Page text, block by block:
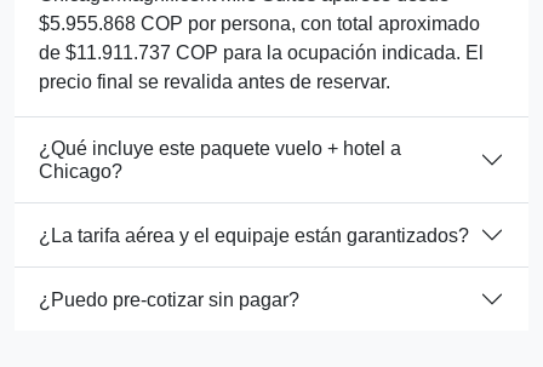
$5.955.868 COP por persona, con total aproximado
de $11.911.737 COP para la ocupación indicada. El
precio final se revalida antes de reservar.
¿Qué incluye este paquete vuelo + hotel a
Chicago?
¿La tarifa aérea y el equipaje están garantizados?
¿Puedo pre-cotizar sin pagar?